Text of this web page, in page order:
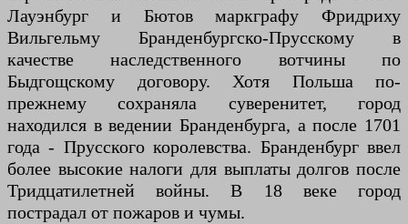
Лауэнбург и Бютов маркграфу Фридриху
Вильгельму Бранденбургско-Прусскому в
качестве наследственного вотчины по
Быдгощскому договору. Хотя Польша по-
прежнему сохраняла суверенитет, город
находился в ведении Бранденбурга, а после 1701
года - Прусского королевства. Бранденбург ввел
более высокие налоги для выплаты долгов после
Тридцатилетней войны. В 18 веке город
пострадал от пожаров и чумы.